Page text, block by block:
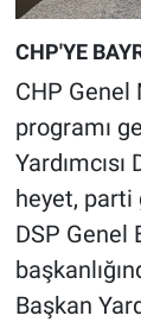
CHP'YE
CHP
programı
heyet, parti
DSP Genel
Başkan